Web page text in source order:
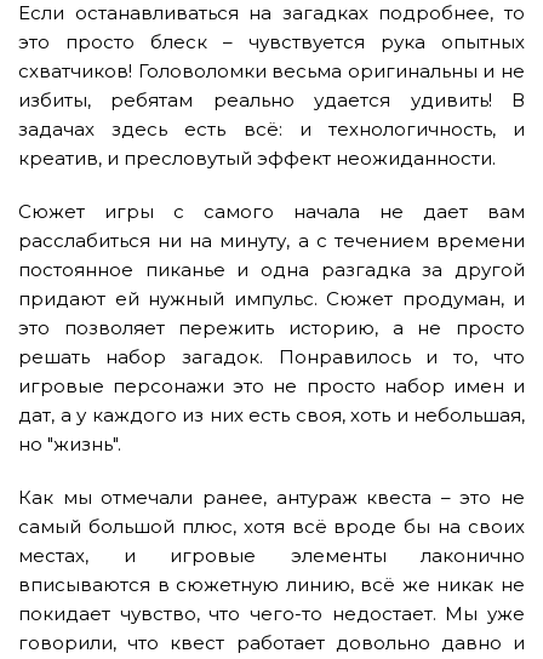
Если останавливаться на загадках подробнее, то
это просто блеск – чувствуется рука опытных
схватчиков! Головоломки весьма оригинальны и не
избиты, ребятам реально удается удивить! В
задачах здесь есть всё: и технологичность, и
креатив, и пресловутый эффект неожиданности.
Сюжет игры с самого начала не дает вам
расслабиться ни на минуту, а с течением времени
постоянное пиканье и одна разгадка за другой
придают ей нужный импульс. Сюжет продуман, и
это позволяет пережить историю, а не просто
решать набор загадок. Понравилось и то, что
игровые персонажи это не просто набор имен и
дат, а у каждого из них есть своя, хоть и небольшая,
но "жизнь".
Как мы отмечали ранее, антураж квеста – это не
самый большой плюс, хотя всё вроде бы на своих
местах, и игровые элементы лаконично
вписываются в сюжетную линию, всё же никак не
покидает чувство, что чего-то недостает. Мы уже
говорили, что квест работает довольно давно и